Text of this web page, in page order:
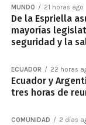
MUNDO 21 horas ago
De la Espriella
mayorías
seguridad y la
ECUADOR 22 horas
Ecuador y
tres horas de
COMUNIDAD 2 días